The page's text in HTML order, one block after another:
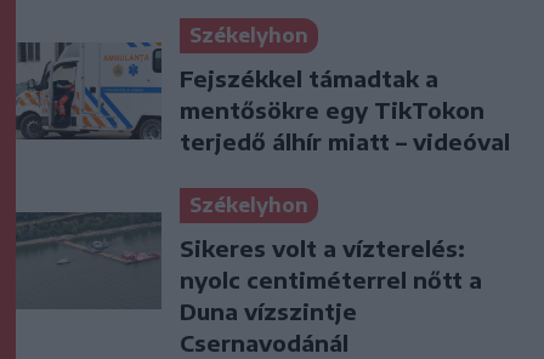
Székelyhon
Fejszékkel támadtak a
mentősökre egy TikTokon
terjedő álhír miatt – videóval
Székelyhon
Sikeres volt a vízterelés:
nyolc centiméterrel nőtt a
Duna vízszintje
Csernavodánál